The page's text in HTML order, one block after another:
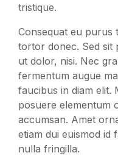
tristique.
Consequat eu purus
tortor donec. Sed sit
ut dolor, nisi. Nec
fermentum augue
faucibus in diam elit.
posuere elementum
accumsan. Amet
etiam dui euismod id
nulla fringilla.